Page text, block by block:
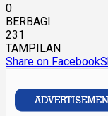
0
BERBAGI
231
TAMPILAN
Share on Facebook